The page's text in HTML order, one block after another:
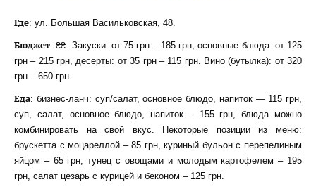
Где: ул. Большая Васильковская, 48.
Бюджет: ₴₴. Закуски: от 75 грн – 185 грн, основные блюда: от 125
грн – 215 грн, десерты: от 35 грн – 115 грн. Вино (бутылка): от 320
грн – 650 грн.
Еда: бизнес-ланч: суп/салат, основное блюдо, напиток — 115 грн,
суп, салат, основное блюдо, напиток – 155 грн, блюда можно
комбинировать на свой вкус. Некоторые позиции из меню:
брускетта с моцареллой – 85 грн, куриный бульон с перепелиным
яйцом – 65 грн, тунец с овощами и молодым картофелем – 195
грн, салат цезарь с курицей и беконом – 125 грн.